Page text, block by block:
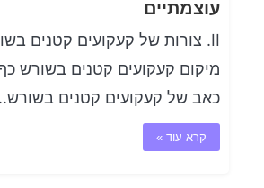
עוצמתיים
כאב של קעקועים קטנים
קרא עוד »